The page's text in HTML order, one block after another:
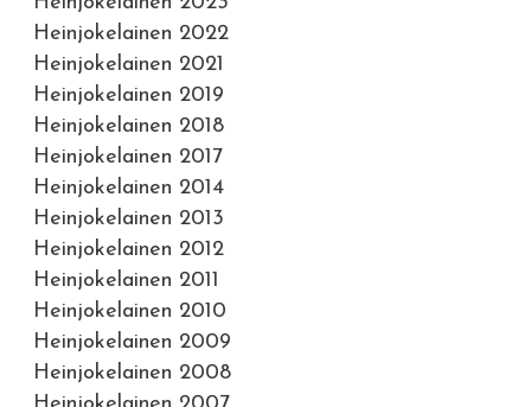
Heinjokelainen 2022
Heinjokelainen 2021
Heinjokelainen 2019
Heinjokelainen 2018
Heinjokelainen 2017
Heinjokelainen 2014
Heinjokelainen 2013
Heinjokelainen 2012
Heinjokelainen 2011
Heinjokelainen 2010
Heinjokelainen 2009
Heinjokelainen 2008